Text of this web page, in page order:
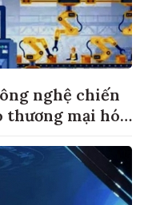
nghệ chiến
mại hóa